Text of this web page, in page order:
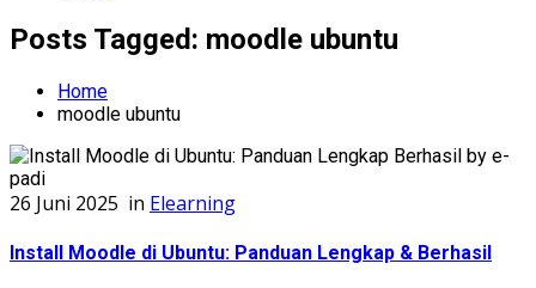
Posts Tagged: moodle ubuntu
Home
moodle ubuntu
26 Juni 2025 in Elearning
Install Moodle di Ubuntu: Panduan Lengkap & Berhasil